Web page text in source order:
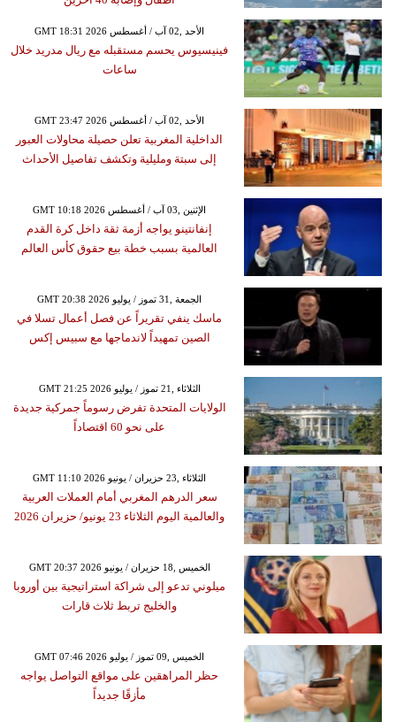
GMT 18:31 2026 الأحد ,02 آب / أغسطس
فينيسيوس يحسم مستقبله مع ريال مدريد خلال
ساعات
GMT 23:47 2026 الأحد ,02 آب / أغسطس
الداخلية المغربية تعلن حصيلة محاولات العبور
إلى سبتة ومليلية وتكشف تفاصيل الأحداث
GMT 10:18 2026 الإثنين ,03 آب / أغسطس
إنفانتينو يواجه أزمة ثقة داخل كرة القدم
العالمية بسبب خطة بيع حقوق كأس العالم
GMT 20:38 2026 الجمعة ,31 تموز / يوليو
ماسك ينفي تقريراً عن فصل أعمال تسلا في
الصين تمهيداً لاندماجها مع سبيس إكس
GMT 21:25 2026 الثلاثاء ,21 تموز / يوليو
الولايات المتحدة تفرض رسوماً جمركية جديدة
على نحو 60 اقتصاداً
GMT 11:10 2026 الثلاثاء ,23 حزيران / يونيو
سعر الدرهم المغربي أمام العملات العربية
والعالمية اليوم الثلاثاء 23 يونيو/ حزيران 2026
GMT 20:37 2026 الخميس ,18 حزيران / يونيو
ميلوني تدعو إلى شراكة استراتيجية بين أوروبا
والخليج تربط ثلاث قارات
GMT 07:46 2026 الخميس ,09 تموز / يوليو
حظر المراهقين على مواقع التواصل يواجه
مأزقًا جديداً